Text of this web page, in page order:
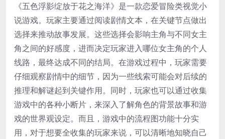
《五色浮影绽放于花之海洋》是一款恋爱冒险类视觉小
说游戏。玩家主要通过阅读剧情文本，在关键节点做出
选择来推动故事发展。这些选择会影响主角与不同女主
角之间的好感度，进而决定玩家进入哪位女主角的个人
线路，最终达成不同的结局。在游戏过程中，玩家需要
仔细观察剧情中的细节，因为一些线索可能会对后续的
推理和解谜起到关键作用。同时，玩家也可以通过收集
游戏中的各种小断片，来深入了解角色的背景故事和游
戏的世界观设定。而且，游戏中的流程图功能十分实
用，对于想要全收集的玩家来说，可以清晰地知晓自己